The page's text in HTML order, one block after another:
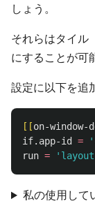
しょう。
それらはタイル
にすることが可
設定に以下を追
[[on-window-
if. app-id =
run =
私の使用して